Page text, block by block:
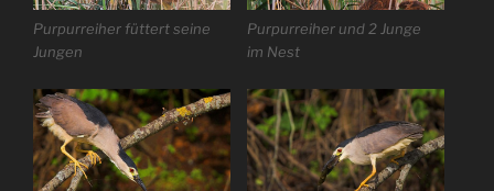
Purpurreiher füttert seine
Jungen
Purpurreiher und 2 Junge
im Nest